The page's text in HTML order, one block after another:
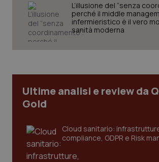
L’illusione del “senza
perché il middle
infermieristico è il vero
sanità moderna
Ultime analisi e review da
Gold
Cloud sanitario:
compliance, GDPR e Risk
CookieScriptConsent
tracking-sites-ironfish-
tracking-enable